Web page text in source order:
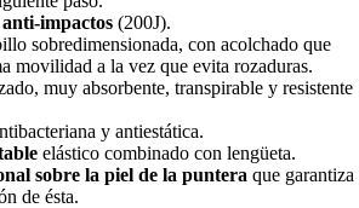
impactos (200J).
sobredimensionada, con acolchado que
movilidad a la vez que evita rozaduras.
muy absorbente, transpirable y resistente
y antiestática.
elástico combinado con lengüeta.
sobre la piel de la puntera que garantiza
de ésta.